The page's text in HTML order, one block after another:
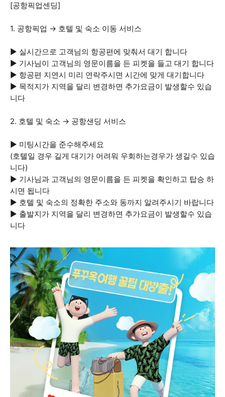
[공항픽업센딩]
1. 공항픽업 → 호텔 및 숙소 이동 서비스
▶ 실시간으로 고객님의 항공편에 맞춰서 대기 합니다
▶ 기사님이 고객님의 영문이름을 든 피켓을 들고 대기 합니다
▶ 항공편 지연시 미리 연락주시면 시간에 맞게 대기합니다
▶ 목적지가 지역을 달리 변경하면 추가요금이 발생할수 있습
니다
2. 호텔 및 숙소 → 공항샌딩 서비스
▶ 미팅시간을 준수해주세요
(호텔일 경우 길게 대기가 어려워 우회하는경우가 생길수 있습
니다)
▶ 기사님과 고객님의 영문이름을 든 피켓을 확인하고 탑승 하
시면 됩니다
▶ 호텔 및 숙소의 정확한 주소와 동까지 알려주시기 바랍니다
▶ 출발지가 지역을 달리 변경하면 추가요금이 발생할수 있습
니다